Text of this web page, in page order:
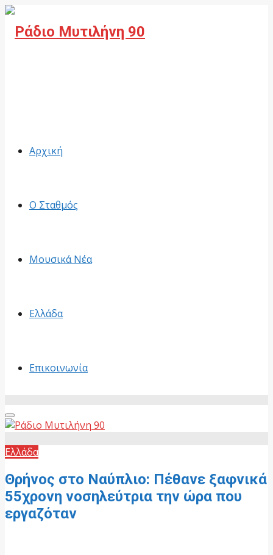
Αρχική
Ο Σταθμός
Μουσικά Νέα
Ελλάδα
Επικοινωνία
Primary
Menu
Ελλάδα
Θρήνος στο Ναύπλιο: Πέθανε ξαφνικά
55χρονη νοσηλεύτρια την ώρα που
εργαζόταν